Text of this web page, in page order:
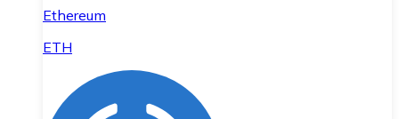
Ethereum
ETH